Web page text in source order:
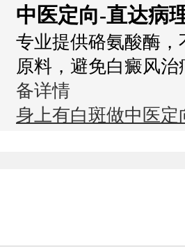
中医定向-直达病
专业提供硌氨酸酶
原料，避免白癜风治
备详情
身上有白斑做中医定